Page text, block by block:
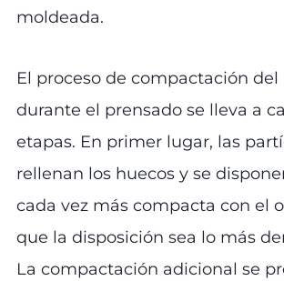
moldeada.
El proceso de compactación del
durante el prensado se lleva a
etapas. En primer lugar, las
rellenan los huecos y se
cada vez más compacta con el
que la disposición sea lo más
La compactación adicional se